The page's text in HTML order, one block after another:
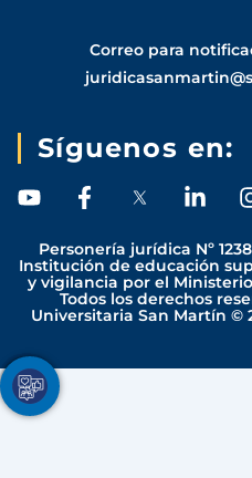
Correo para
Síguenos en:
Y
u
t
u
b
F
c
e
b
o
L
n
k
e
d
Personería jurídica Nº
Institución de educación
y vigilancia por el
Todos los derechos
Universitaria San Martín ©
Youtube
Facebook
Twitter
TikTok
Instagram